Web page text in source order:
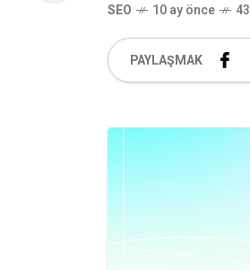
SEO 10 ay önce
PAYLAŞMAK